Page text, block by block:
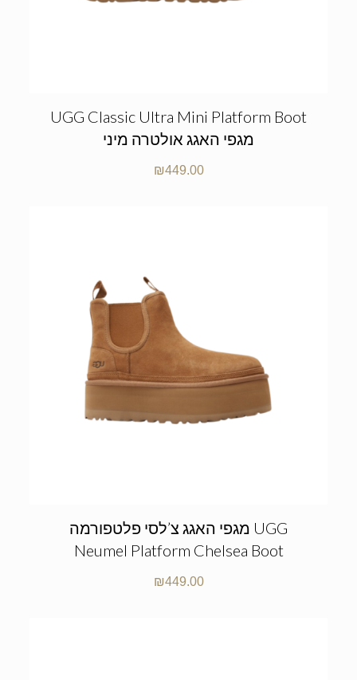
UGG Classic Ultra Mini Platform Boot
מגפי האגג אולטרה מיני
₪449.00
מגפי האגג צ’לסי פלטפורמה UGG
Neumel Platform Chelsea Boot
₪449.00